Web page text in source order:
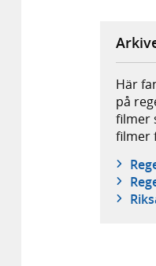
Här
på
filmer
filmer